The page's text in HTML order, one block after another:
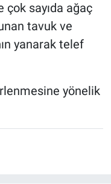
çok sayıda ağaç
tavuk ve
yanarak telef
yönelik